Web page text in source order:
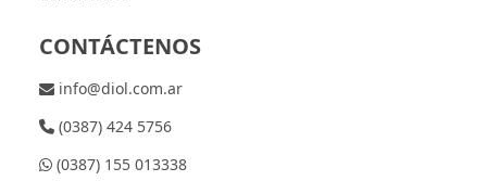
CONTÁCTENOS
info@diol.com.ar
(0387) 424 5756
(0387) 155 013338